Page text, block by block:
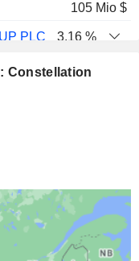
105 Mio $
PLC
3,16 %
Constellation